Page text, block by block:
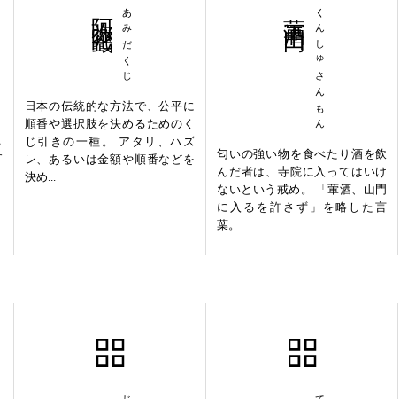
あみだくじ
日本の伝統的な方法で、公平に
順番や選択肢を決めるためのく
じ引きの一種。 アタリ、ハズ
レ、あるいは金額や順番などを
決め...
くんしゅさんもん
匂いの強い物を食べたり酒を飲
んだ者は、寺院に入ってはいけ
ないという戒め。 「葷酒、山門
に入るを許さず」を略した言
葉。